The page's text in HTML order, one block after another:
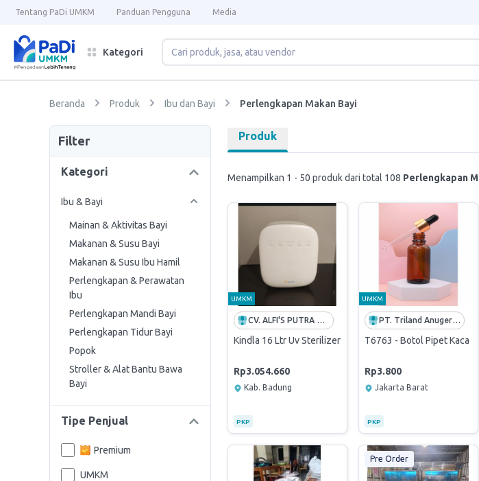
Tentang PaDi UMKM Panduan Pengguna Media
Kategori
Beranda Produk Ibu dan Bayi Perlengkapan Makan Bayi
Filter
Kategori
Ibu & Bayi
Mainan & Aktivitas Bayi
Makanan & Susu Bayi
Makanan & Susu Ibu Hamil
Perlengkapan & Perawatan
Ibu
Perlengkapan Mandi Bayi
Perlengkapan Tidur Bayi
Popok
Stroller & Alat Bantu Bawa
Bayi
Tipe Penjual
Premium
UMKM
Produk
Menampilkan 1 - 50 produk dari total 108 Perlengkapan
UMKM
CV. ALFI'S PUTRA MANDIRI
Kindla 16 Ltr Uv Sterilizer
Rp3.054.660
Kab. Badung
PKP
UMKM
PT. Triland Anugerah Mandiri
T6763 - Botol Pipet Kaca
Rp3.800
Jakarta Barat
PKP
Pre Order